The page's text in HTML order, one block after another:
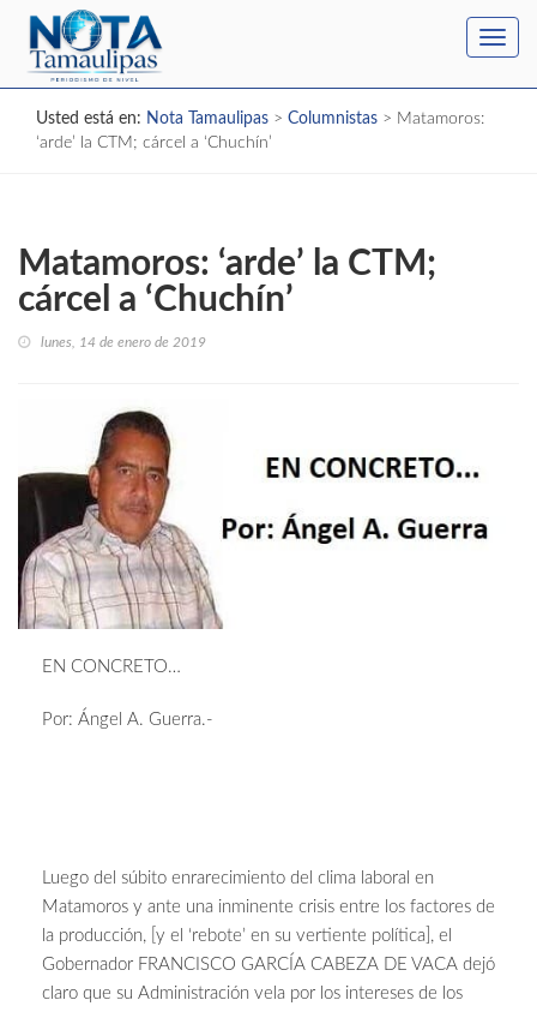
Usted está en: Nota Tamaulipas > Columnistas > Matamoros:
‘arde’ la CTM; cárcel a ‘Chuchín’
Matamoros: ‘arde’ la CTM;
cárcel a ‘Chuchín’
lunes, 14 de enero de 2019
EN CONCRETO…
Por: Ángel A. Guerra.-
Luego del súbito enrarecimiento del clima laboral en
Matamoros y ante una inminente crisis entre los factores de
la producción, [y el ‘rebote’ en su vertiente política], el
Gobernador FRANCISCO GARCÍA CABEZA DE VACA dejó
claro que su Administración vela por los intereses de los